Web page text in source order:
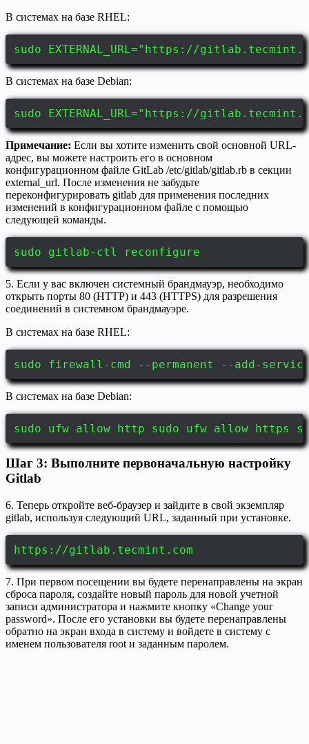
В системах на базе RHEL:
sudo EXTERNAL_URL="https://
В системах на базе Debian:
sudo EXTERNAL_URL="https://
Примечание: Если вы хотите изменить свой основной URL-
адрес, вы можете настроить его в основном
конфигурационном файле GitLab /etc/gitlab/gitlab.rb в секции
external_url. После изменения не забудьте
переконфигурировать gitlab для применения последних
изменений в конфигурационном файле с помощью
следующей команды.
sudo gitlab-ctl reconfigure
5. Если у вас включен системный брандмауэр, необходимо
открыть порты 80 (HTTP) и 443 (HTTPS) для разрешения
соединений в системном брандмауэре.
В системах на базе RHEL:
sudo firewall-cmd --permanent --add-
В системах на базе Debian:
sudo ufw allow http sudo ufw allow https
Шаг 3: Выполните первоначальную настройку
Gitlab
6. Теперь откройте веб-браузер и зайдите в свой экземпляр
gitlab, используя следующий URL, заданный при установке.
https://gitlab.tecmint.com
7. При первом посещении вы будете перенаправлены на экран
сброса пароля, создайте новый пароль для новой учетной
записи администратора и нажмите кнопку «Change your
password». После его установки вы будете перенаправлены
обратно на экран входа в систему и войдете в систему с
именем пользователя root и заданным паролем.